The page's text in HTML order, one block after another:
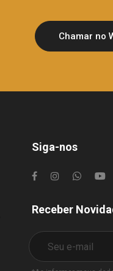
Chamar no
Siga-nos
Receber